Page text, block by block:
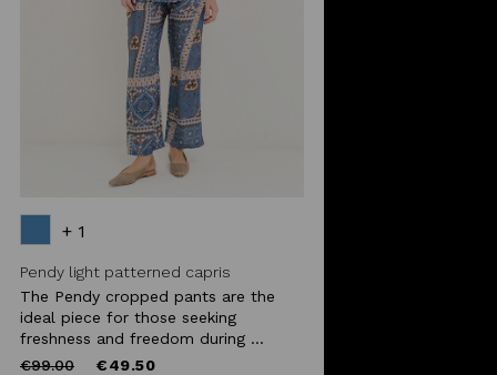
+ 1
Pendy light patterned capris
The Pendy cropped pants are the
ideal piece for those seeking
freshness and freedom during ...
Price
€99.00to €49.50